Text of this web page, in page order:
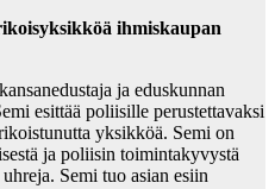
ihmiskaupan
ja eduskunnan
esittää poliisille perustettavaksi
yksikköä. Semi on
ja poliisin toimintakyvystä
Semi tuo asian esiin